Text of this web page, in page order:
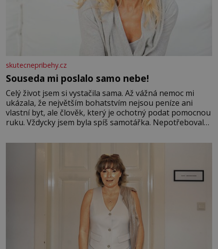
skutecnepribehy.cz
Souseda mi poslalo samo nebe!
Celý život jsem si vystačila sama. Až vážná nemoc mi
ukázala, že největším bohatstvím nejsou peníze ani
vlastní byt, ale člověk, který je ochotný podat pomocnou
ruku. Vždycky jsem byla spíš samotářka. Nepotřebovala
mi knihy, práce a hlavně klid. Hned po studiích jsem